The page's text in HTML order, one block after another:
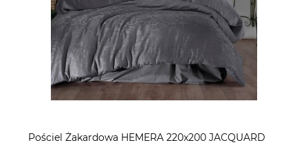
Pościel Żakardowa HEMERA 220x200 JACQUARD